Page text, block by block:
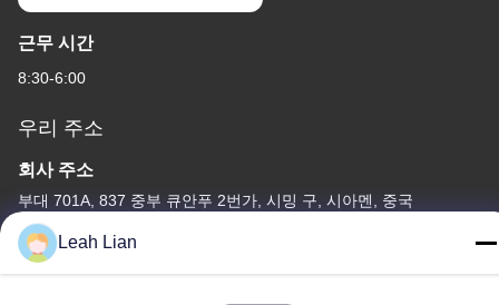
근무 시간
8:30-6:00
우리 주소
회사 주소
부대 701A, 837 중부 큐안푸 2번가, 시밍 구, 시아멘, 중국
공장 주소
중국 웅준 도로 72, 웅펜 마을, 춘우 시, 춘주, 푸젠
Leah Lian